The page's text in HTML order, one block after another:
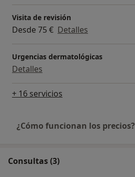
Visita de revisión
Desde 75 € Detalles
Urgencias dermatológicas
Detalles
+ 16 servicios
¿Cómo funcionan los precios?
Consultas (3)